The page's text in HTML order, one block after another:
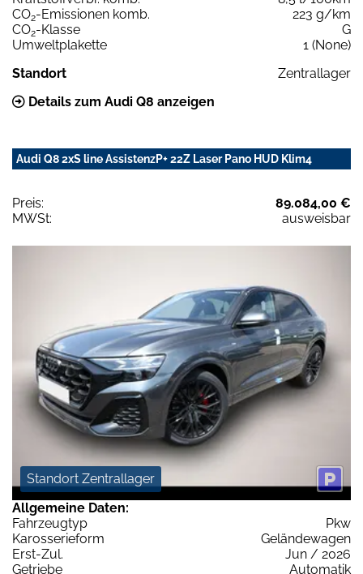
CO2-Emissionen komb.
223 g/km
CO2-Klasse
G
Umweltplakette
1 (None)
Standort
Zentrallager
Details zum Audi Q8 anzeigen
Audi Q8 2xS line AssistenzP+ 22Z Laser Pano HUD Klim4
Preis:
89.084,00 €
MWSt:
ausweisbar
Standort Zentrallager
Allgemeine Daten:
Fahrzeugtyp
Pkw
Karosserieform
Geländewagen
Erst-Zul.
Jun / 2026
Getriebe
Automatik